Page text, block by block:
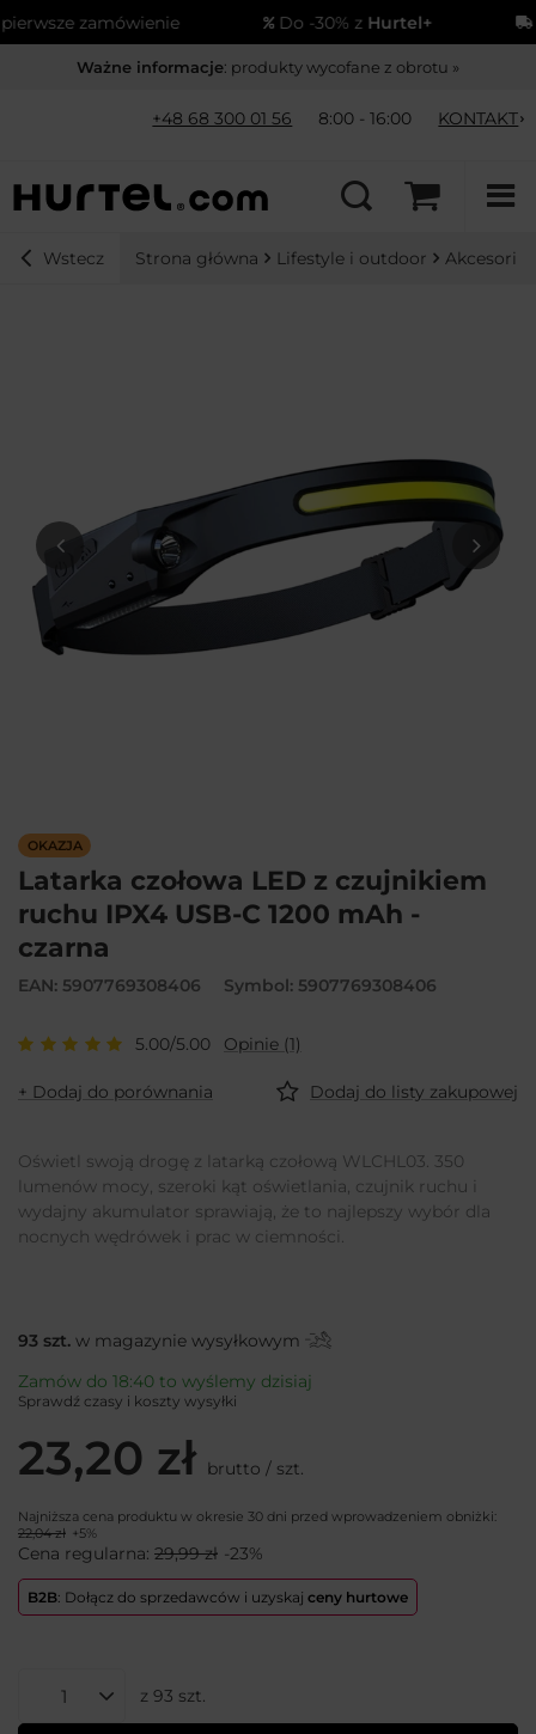
zamówienie Do -30% zHurtel+
Ważne informacje: produkty wycofane z obrotu »
+48 68 300 01 56 8:00 - 16:00 KONTAKT
Wstecz Strona główna Lifestyle i outdoor Akcesoria
OKAZJA
Latarka czołowa LED z czujnikiem
ruchu IPX4 USB-C 1200 mAh -
czarna
EAN: 5907769308406 Symbol: 5907769308406
5.00/5.00 Opinie (1)
+ Dodaj do porównania Dodaj do listy zakupowej
Oświetl swoją drogę z latarką czołową WLCHL03. 350
lumenów mocy, szeroki kąt oświetlania, czujnik ruchu i
wydajny akumulator sprawiają, że to najlepszy wybór dla
nocnych wędrówek i prac w ciemności.
93 szt. w magazynie wysyłkowym
Zamów do 18:40 to wyślemy dzisiaj
Sprawdź czasy i koszty wysyłki
23,20 zł brutto / szt.
Najniższa cena produktu w okresie 30 dni przed wprowadzeniem obniżki:
22,04 zł +5%
Cena regularna: 29,99 zł -23%
B2B: Dołącz do sprzedawców i uzyskaj ceny hurtowe
z 93 szt.